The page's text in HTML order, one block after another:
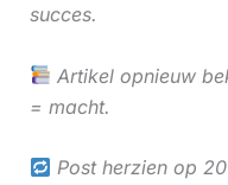
succes.
Artikel opnieuw
= macht.
Post herzien op